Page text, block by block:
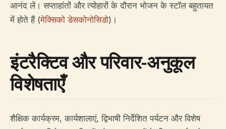
आनंद लें। सप्ताहांतों और त्योहारों के दौरान भोजन के स्टॉल बहुतायत
में होते हैं (मेक्सिको डेसकोनोसिडो)।
इंटरैक्टिव और परिवार-अनुकूल
विशेषताएँ
शैक्षिक कार्यक्रम, कार्यशालाएं, द्विभाषी निर्देशित पर्यटन और विशेष